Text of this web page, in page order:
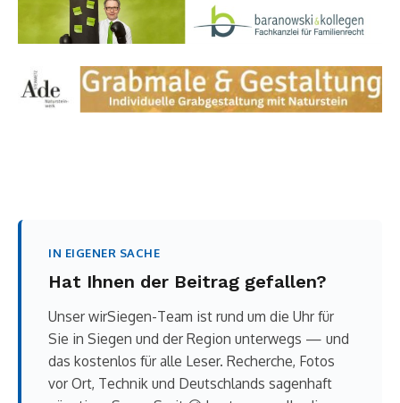
IN EIGENER SACHE
Hat Ihnen der Beitrag gefallen?
Unser wirSiegen-Team ist rund um die Uhr für
Sie in Siegen und der Region unterwegs — und
das kostenlos für alle Leser. Recherche, Fotos
vor Ort, Technik und Deutschlands sagenhaft